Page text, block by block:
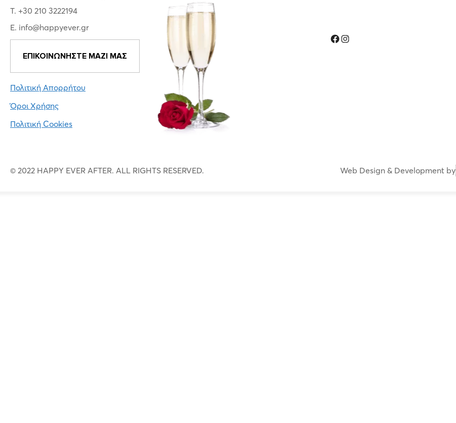
T. +30 210 3222194
E. info@happyever.gr
ΕΠΙΚΟΙΝΩΝΗΣΤΕ ΜΑΖΙ ΜΑΣ
Πολιτική Απορρήτου
Όροι Χρήσης
Πολιτική Cookies
Facebook
Instagram
© 2022 HAPPY EVER AFTER. ALL RIGHTS RESERVED. Web Design & Development by